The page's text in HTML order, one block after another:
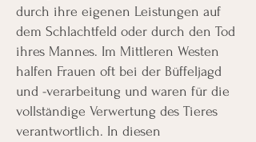
durch ihre eigenen Leistungen auf
dem Schlachtfeld oder durch den Tod
ihres Mannes. Im Mittleren Westen
halfen Frauen oft bei der Büffeljagd
und -verarbeitung und waren für die
vollständige Verwertung des Tieres
verantwortlich. In diesen